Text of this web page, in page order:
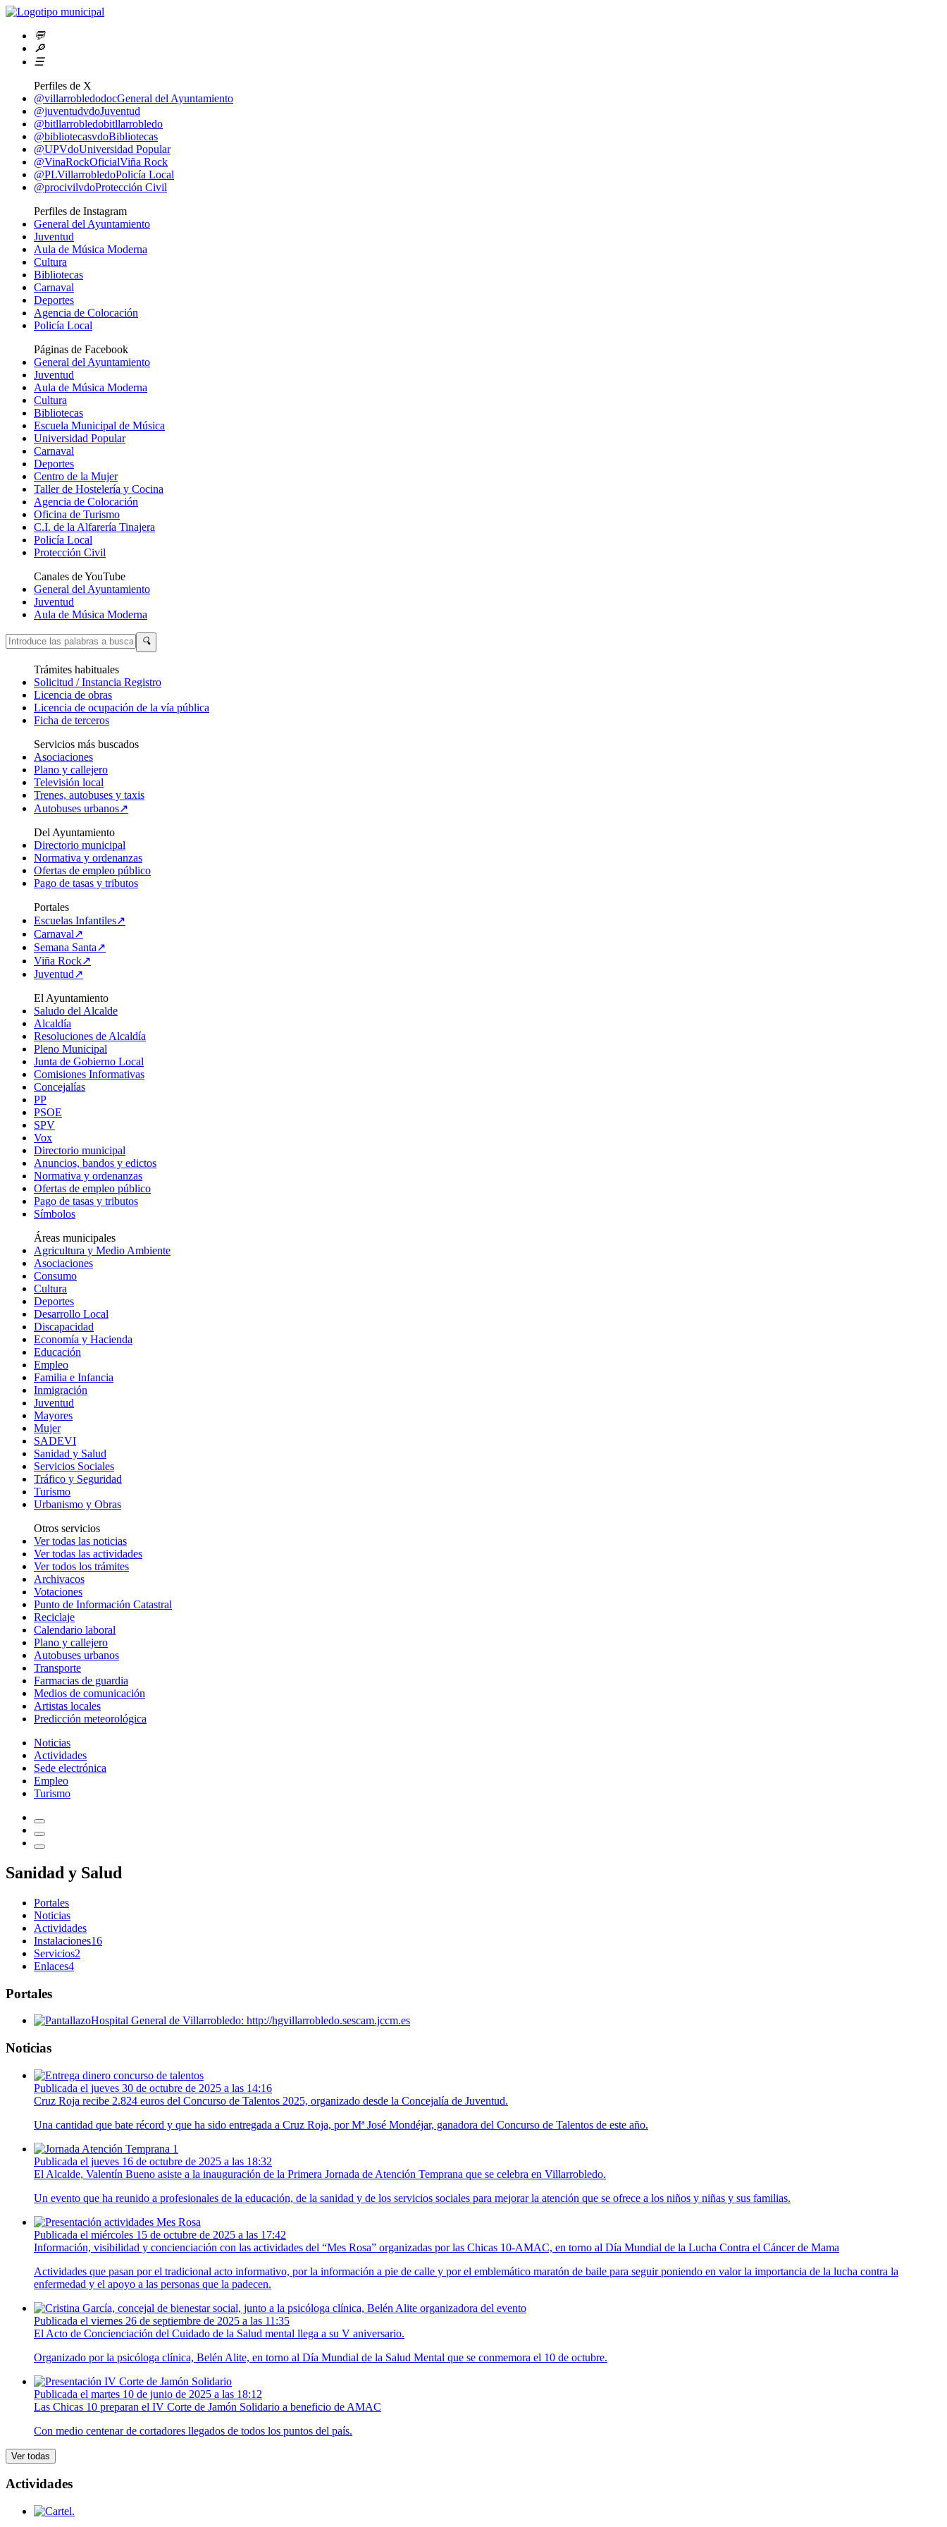
💬
🔎
☰
Perfiles de X
@villarrobledodocGeneral del Ayuntamiento
@juventudvdoJuventud
@bitllarrobledobitllarrobledo
@bibliotecasvdoBibliotecas
@UPVdoUniversidad Popular
@VinaRockOficialViña Rock
@PLVillarrobledoPolicía Local
@procivilvdoProtección Civil
Perfiles de Instagram
General del Ayuntamiento
Juventud
Aula de Música Moderna
Cultura
Bibliotecas
Carnaval
Deportes
Agencia de Colocación
Policía Local
Páginas de Facebook
General del Ayuntamiento
Juventud
Aula de Música Moderna
Cultura
Bibliotecas
Escuela Municipal de Música
Universidad Popular
Carnaval
Deportes
Centro de la Mujer
Taller de Hostelería y Cocina
Agencia de Colocación
Oficina de Turismo
C.I. de la Alfarería Tinajera
Policía Local
Protección Civil
Canales de YouTube
General del Ayuntamiento
Juventud
Aula de Música Moderna
🔍
Trámites habituales
Solicitud / Instancia Registro
Licencia de obras
Licencia de ocupación de la vía pública
Ficha de terceros
Servicios más buscados
Asociaciones
Plano y callejero
Televisión local
Trenes, autobuses y taxis
Autobuses urbanos↗
Del Ayuntamiento
Directorio municipal
Normativa y ordenanzas
Ofertas de empleo público
Pago de tasas y tributos
Portales
Escuelas Infantiles↗
Carnaval↗
Semana Santa↗
Viña Rock↗
Juventud↗
El Ayuntamiento
Saludo del Alcalde
Alcaldía
Resoluciones de Alcaldía
Pleno Municipal
Junta de Gobierno Local
Comisiones Informativas
Concejalías
PP
PSOE
SPV
Vox
Directorio municipal
Anuncios, bandos y edictos
Normativa y ordenanzas
Ofertas de empleo público
Pago de tasas y tributos
Símbolos
Áreas municipales
Agricultura y Medio Ambiente
Asociaciones
Consumo
Cultura
Deportes
Desarrollo Local
Discapacidad
Economía y Hacienda
Educación
Empleo
Familia e Infancia
Inmigración
Juventud
Mayores
Mujer
SADEVI
Sanidad y Salud
Servicios Sociales
Tráfico y Seguridad
Turismo
Urbanismo y Obras
Otros servicios
Ver todas las noticias
Ver todas las actividades
Ver todos los trámites
Archivacos
Votaciones
Punto de Información Catastral
Reciclaje
Calendario laboral
Plano y callejero
Autobuses urbanos
Transporte
Farmacias de guardia
Medios de comunicación
Artistas locales
Predicción meteorológica
Noticias
Actividades
Sede electrónica
Empleo
Turismo
Sanidad y Salud
Portales
Noticias
Actividades
Instalaciones16
Servicios2
Enlaces4
Portales
Hospital General de Villarrobledo: http://hgvillarrobledo.sescam.jccm.es
Noticias
Publicada el jueves 30 de octubre de 2025 a las 14:16
Cruz Roja recibe 2.824 euros del Concurso de Talentos 2025, organizado desde la Concejalía de Juventud.
Una cantidad que bate récord y que ha sido entregada a Cruz Roja, por Mª José Mondéjar, ganadora del Concurso de Talentos de este año.
Publicada el jueves 16 de octubre de 2025 a las 18:32
El Alcalde, Valentín Bueno asiste a la inauguración de la Primera Jornada de Atención Temprana que se celebra en Villarrobledo.
Un evento que ha reunido a profesionales de la educación, de la sanidad y de los servicios sociales para mejorar la atención que se ofrece a los niños y niñas y sus familias.
Publicada el miércoles 15 de octubre de 2025 a las 17:42
Información, visibilidad y concienciación con las actividades del “Mes Rosa” organizadas por las Chicas 10-AMAC, en torno al Día Mundial de la Lucha Contra el Cáncer de Mama
Actividades que pasan por el tradicional acto informativo, por la información a pie de calle y por el emblemático maratón de baile para seguir poniendo en valor la importancia de la lucha contra la
enfermedad y el apoyo a las personas que la padecen.
Publicada el viernes 26 de septiembre de 2025 a las 11:35
El Acto de Concienciación del Cuidado de la Salud mental llega a su V aniversario.
Organizado por la psicóloga clínica, Belén Alite, en torno al Día Mundial de la Salud Mental que se conmemora el 10 de octubre.
Publicada el martes 10 de junio de 2025 a las 18:12
Las Chicas 10 preparan el IV Corte de Jamón Solidario a beneficio de AMAC
Con medio centenar de cortadores llegados de todos los puntos del país.
Ver todas
Actividades